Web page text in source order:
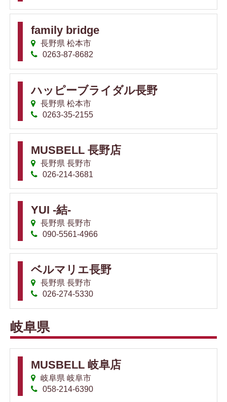
family bridge
長野県 松本市
0263-87-8682
ハッピーブライダル長野
長野県 松本市
0263-35-2155
MUSBELL 長野店
長野県 長野市
026-214-3681
YUI -結-
長野県 長野市
090-5561-4966
ベルマリエ長野
長野県 長野市
026-274-5330
岐阜県
MUSBELL 岐阜店
岐阜県 岐阜市
058-214-6390